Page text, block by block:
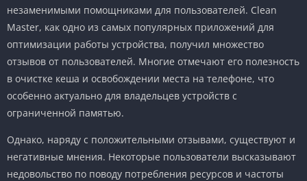
незаменимыми помощниками для пользователей. Clean
Master, как одно из самых популярных приложений для
оптимизации работы устройства, получил множество
отзывов от пользователей. Многие отмечают его полезность
в очистке кеша и освобождении места на телефоне, что
особенно актуально для владельцев устройств с
ограниченной памятью.
Однако, наряду с положительными отзывами, существуют и
негативные мнения. Некоторые пользователи высказывают
недовольство по поводу потребления ресурсов и частоты